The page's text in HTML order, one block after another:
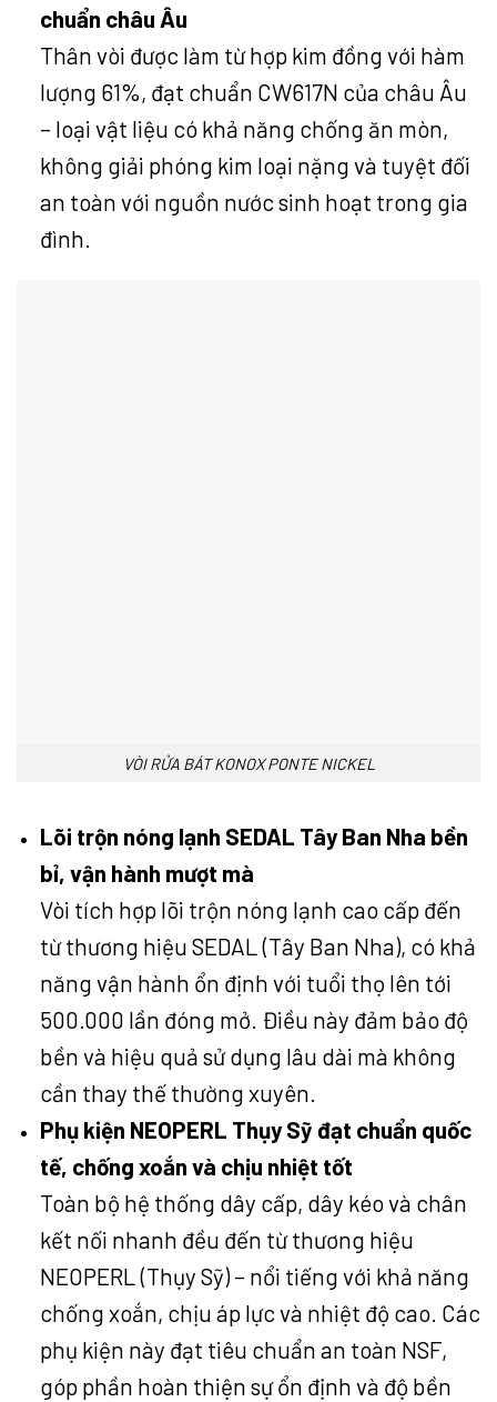
chuẩn châu Âu
Thân vòi được làm từ hợp kim đồng với hàm
lượng 61%, đạt chuẩn CW617N của châu Âu
– loại vật liệu có khả năng chống ăn mòn,
không giải phóng kim loại nặng và tuyệt đối
an toàn với nguồn nước sinh hoạt trong gia
đình.
VÒI RỬA BÁT KONOX PONTE NICKEL
Lõi trộn nóng lạnh SEDAL Tây Ban Nha bền
bỉ, vận hành mượt mà
Vòi tích hợp lõi trộn nóng lạnh cao cấp đến
từ thương hiệu SEDAL (Tây Ban Nha), có khả
năng vận hành ổn định với tuổi thọ lên tới
500.000 lần đóng mở. Điều này đảm bảo độ
bền và hiệu quả sử dụng lâu dài mà không
cần thay thế thường xuyên.
Phụ kiện NEOPERL Thụy Sỹ đạt chuẩn quốc
tế, chống xoắn và chịu nhiệt tốt
Toàn bộ hệ thống dây cấp, dây kéo và chân
kết nối nhanh đều đến từ thương hiệu
NEOPERL (Thụy Sỹ) – nổi tiếng với khả năng
chống xoắn, chịu áp lực và nhiệt độ cao. Các
phụ kiện này đạt tiêu chuẩn an toàn NSF,
góp phần hoàn thiện sự ổn định và độ bền